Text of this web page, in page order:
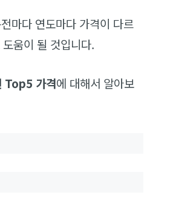
마다 연도마다 가격이 다르
움이 될 것입니다.
Top5 가격에 대해서 알아보